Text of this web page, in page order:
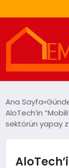
EKONOMI
Ana Sayfa
AloTech’in
sektörün yapay